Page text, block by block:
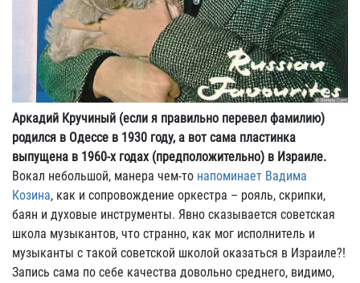
Аркадий Кручиный (если я правильно перевел фамилию)
родился в Одессе в 1930 году, а вот сама пластинка
выпущена в 1960-х годах (предположительно) в Израиле.
Вокал небольшой, манера чем-то напоминает Вадима
Козина, как и сопровождение оркестра – рояль, скрипки,
баян и духовые инструменты. Явно сказывается советская
школа музыкантов, что странно, как мог исполнитель и
музыканты с такой советской школой оказаться в Израиле?!
Запись сама по себе качества довольно среднего, видимо,